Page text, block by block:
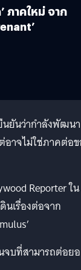
ภาคใหม่ จาก
ยันว่ากำลังพัฒนา
อาจไม่ใช่ภาคต่อ
Reporter ใน
นเรื่องต่อจาก
จบที่สามารถต่อย